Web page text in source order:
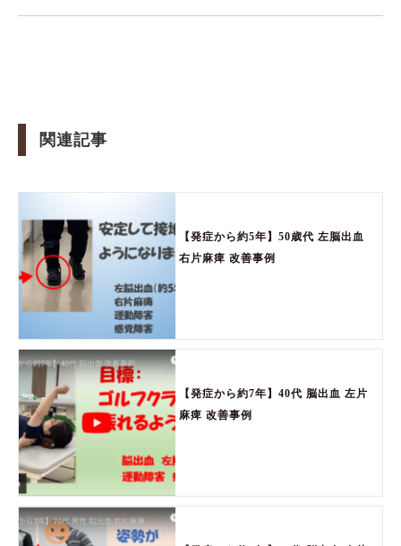
関連記事
【発症から約5年】50歳代 左脳出血
右片麻痺 改善事例
【発症から約7年】40代 脳出血 左片
麻痺 改善事例